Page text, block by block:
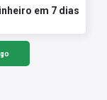
em 7 dias